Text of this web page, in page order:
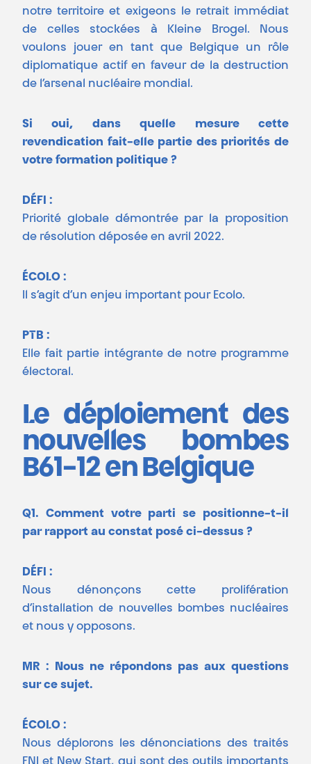
notre territoire et exigeons le retrait immédiat
de celles stockées à Kleine Brogel. Nous
voulons jouer en tant que Belgique un rôle
diplomatique actif en faveur de la destruction
de l’arsenal nucléaire mondial.
Si oui, dans quelle mesure cette
revendication fait-elle partie des priorités de
votre formation politique ?
DÉFI :
Priorité globale démontrée par la proposition
de résolution déposée en avril 2022.
ÉCOLO :
Il s’agit d’un enjeu important pour Ecolo.
PTB :
Elle fait partie intégrante de notre programme
électoral.
Le déploiement des
nouvelles bombes
B61-12 en Belgique
Q1. Comment votre parti se positionne-t-il
par rapport au constat posé ci-dessus ?
DÉFI :
Nous dénonçons cette prolifération
d’installation de nouvelles bombes nucléaires
et nous y opposons.
MR : Nous ne répondons pas aux questions
sur ce sujet.
ÉCOLO :
Nous déplorons les dénonciations des traités
FNI et New Start, qui sont des outils importants